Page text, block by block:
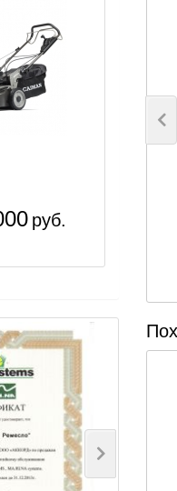
руб.
Next